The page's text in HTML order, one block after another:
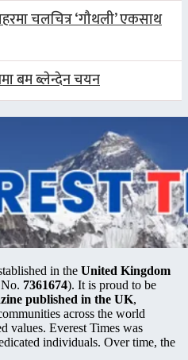
चलचित्र ‘गौथली’ एकसाथ
बम ब्लेन्देन चयन
in the United Kingdom
7361674). It is proud to be
published in the UK,
across the world
values. Everest Times was
individuals. Over time, the